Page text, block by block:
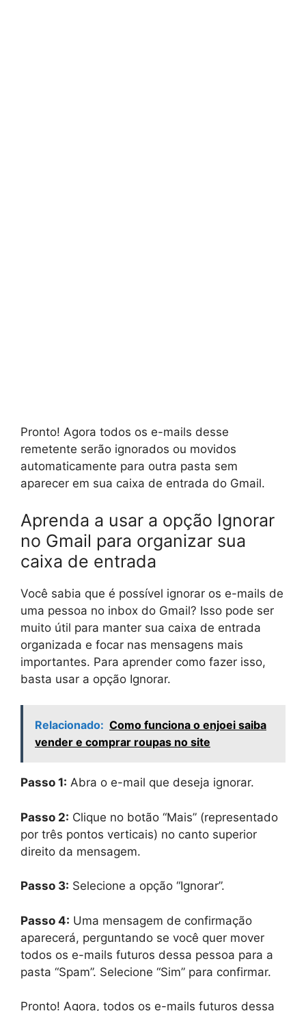
Pronto! Agora todos os e-mails desse
remetente serão ignorados ou movidos
automaticamente para outra pasta sem
aparecer em sua caixa de entrada do Gmail.
Aprenda a usar a opção Ignorar
no Gmail para organizar sua
caixa de entrada
Você sabia que é possível ignorar os e-mails de
uma pessoa no inbox do Gmail? Isso pode ser
muito útil para manter sua caixa de entrada
organizada e focar nas mensagens mais
importantes. Para aprender como fazer isso,
basta usar a opção Ignorar.
Relacionado: Como funciona o enjoei saiba
vender e comprar roupas no site
Passo 1: Abra o e-mail que deseja ignorar.
Passo 2: Clique no botão “Mais” (representado
por três pontos verticais) no canto superior
direito da mensagem.
Passo 3: Selecione a opção “Ignorar”.
Passo 4: Uma mensagem de confirmação
aparecerá, perguntando se você quer mover
todos os e-mails futuros dessa pessoa para a
pasta “Spam”. Selecione “Sim” para confirmar.
Pronto! Agora, todos os e-mails futuros dessa